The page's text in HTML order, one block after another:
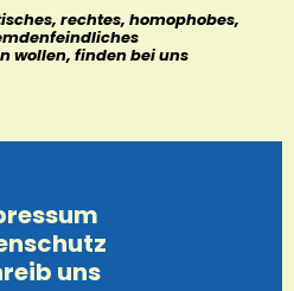
rechtes, homophobes,
wollen, finden bei uns
uns